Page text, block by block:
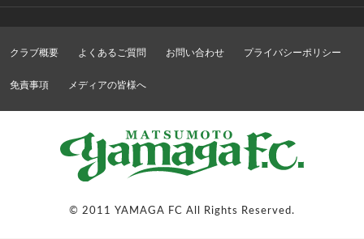
クラブ概要 よくあるご質問 お問い合わせ プライバシーポリシー
免責事項 メディアの皆様へ
© 2011 YAMAGA FC All Rights Reserved.